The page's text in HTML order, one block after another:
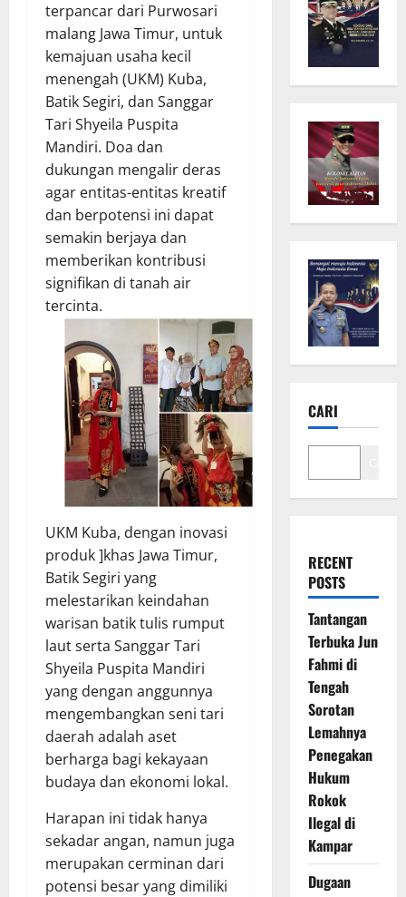
terpancar dari Purwosari
malang Jawa Timur, untuk
kemajuan usaha kecil
menengah (UKM) Kuba,
Batik Segiri, dan Sanggar
Tari Shyeila Puspita
Mandiri. Doa dan
dukungan mengalir deras
agar entitas-entitas kreatif
dan berpotensi ini dapat
semakin berjaya dan
memberikan kontribusi
signifikan di tanah air
tercinta.
UKM Kuba, dengan inovasi
produk ]khas Jawa Timur,
Batik Segiri yang
melestarikan keindahan
warisan batik tulis rumput
laut serta Sanggar Tari
Shyeila Puspita Mandiri
yang dengan anggunnya
mengembangkan seni tari
daerah adalah aset
berharga bagi kekayaan
budaya dan ekonomi lokal.
Harapan ini tidak hanya
sekadar angan, namun juga
merupakan cerminan dari
potensi besar yang dimiliki
CARI
RECENT
POSTS
Tantangan
Terbuka Jun
Fahmi di
Tengah
Sorotan
Lemahnya
Penegakan
Hukum
Rokok
Ilegal di
Kampar
Dugaan